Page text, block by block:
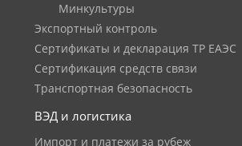
Минкультуры
Экспортный контроль
Сертификаты и декларация ТР ЕАЭС
Сертификация средств связи
Транспортная безопасность
ВЭД и логистика
Импорт и платежи за рубеж